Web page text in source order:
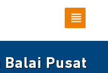
Pusat